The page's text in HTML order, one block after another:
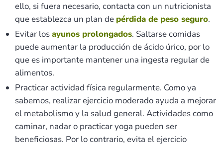
ello, si fuera necesario, contacta con un nutricionista
que establezca un plan de pérdida de peso seguro.
Evitar losayunos prolongados. Saltarse comidas
puede aumentar la producción de ácido úrico, por lo
que es importante mantener una ingesta regular de
alimentos.
Practicar actividad física regularmente. Como ya
sabemos, realizar ejercicio moderado ayuda a mejorar
el metabolismo y la salud general. Actividades como
caminar, nadar o practicar yoga pueden ser
beneficiosas. Por lo contrario, evita el ejercicio